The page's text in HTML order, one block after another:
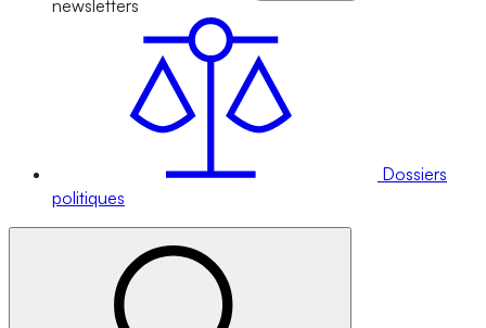
newsletters
Dossiers
politiques